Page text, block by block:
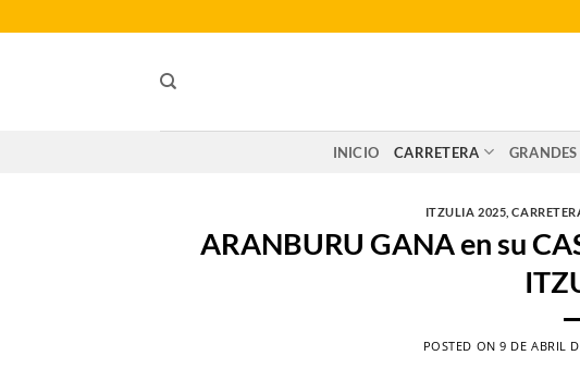
al
INICIO CARRETERA GRANDES
ITZULIA 2025 ,
ARANBURU GANA en su
POSTED ON9 DE ABRIL